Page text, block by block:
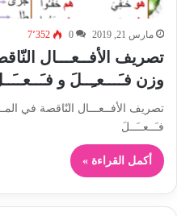
مارس 21, 2019 0 7٬352
تصريف الأفــعـــال
وزن فـَـــعـِــلَ و
تصريف الأفــعـــال النّاقصة في
فـَــعــَــلَ
أكمل القراءة »